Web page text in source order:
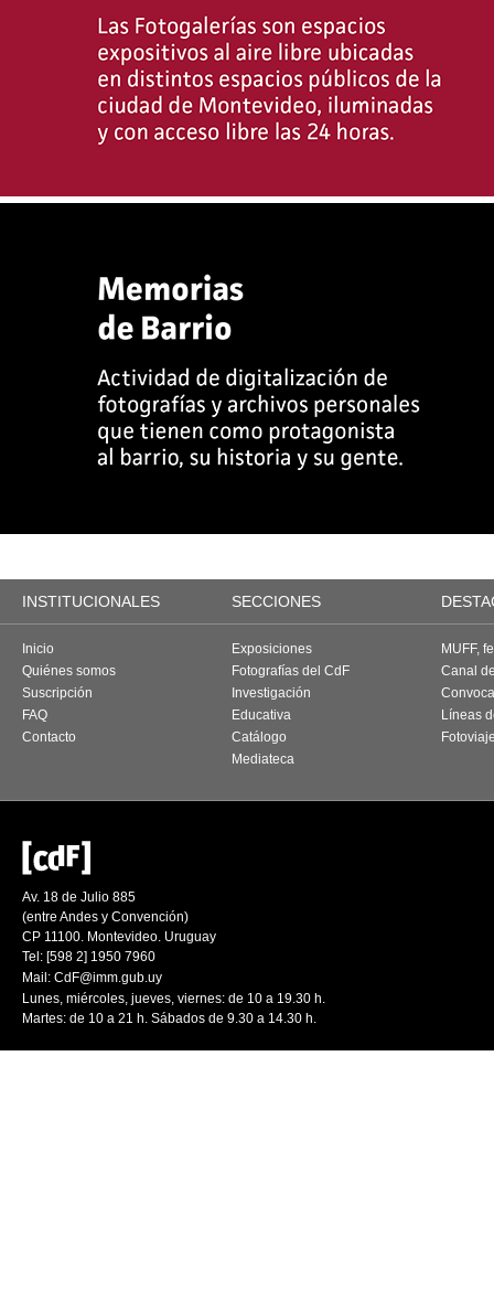
INSTITUCIONALES SECCIONES
Inicio
Quiénes somos
Suscripción
FAQ
Contacto
Exposiciones
Fotografías del CdF
Investigación
Educativa
Catálogo
Mediateca
MUFF,
Canal
Líneas
Av. 18 de Julio 885
(entre Andes y Convención)
CP 11100. Montevideo. Uruguay
Tel: [598 2] 1950 7960
Mail: CdF@imm.gub.uy
Lunes, miércoles, jueves, viernes: de 10 a 19.30 h.
Martes: de 10 a 21 h. Sábados de 9.30 a 14.30 h.